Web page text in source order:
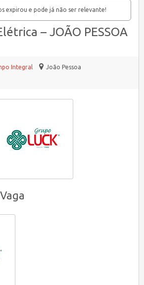
expirou e pode já não ser relevante!
– JOÃO PESSOA
Integral
João Pessoa